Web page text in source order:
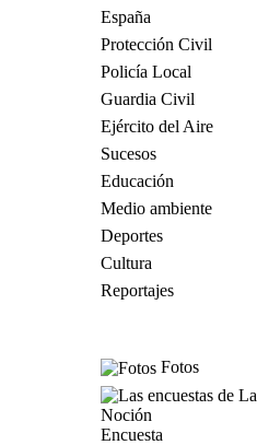
España
Protección Civil
Policía Local
Guardia Civil
Ejército del Aire
Sucesos
Educación
Medio ambiente
Deportes
Cultura
Reportajes
Fotos
Encuesta